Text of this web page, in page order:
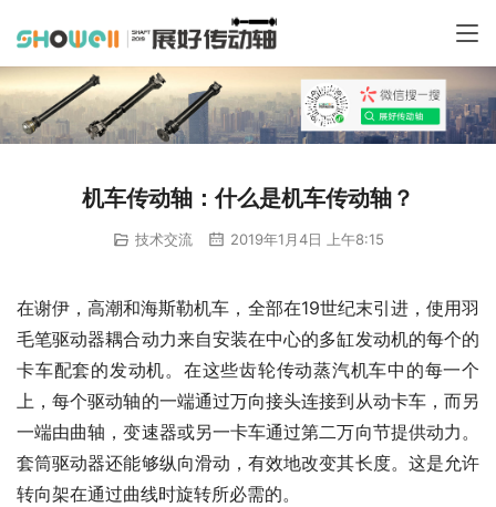
机车传动轴：什么是机车传动轴？
技术交流 2019年1月4日 上午8:15
在谢伊，高潮和海斯勒机车，全部在19世纪末引进，使用羽
毛笔驱动器耦合动力来自安装在中心的多缸发动机的每个的
卡车配套的发动机。在这些齿轮传动蒸汽机车中的每一个
上，每个驱动轴的一端通过万向接头连接到从动卡车，而另
一端由曲轴，变速器或另一卡车通过第二万向节提供动力。
套筒驱动器还能够纵向滑动，有效地改变其长度。这是允许
转向架在通过曲线时旋转所必需的。